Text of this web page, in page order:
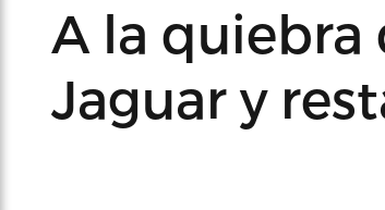
A la
Jaguar y